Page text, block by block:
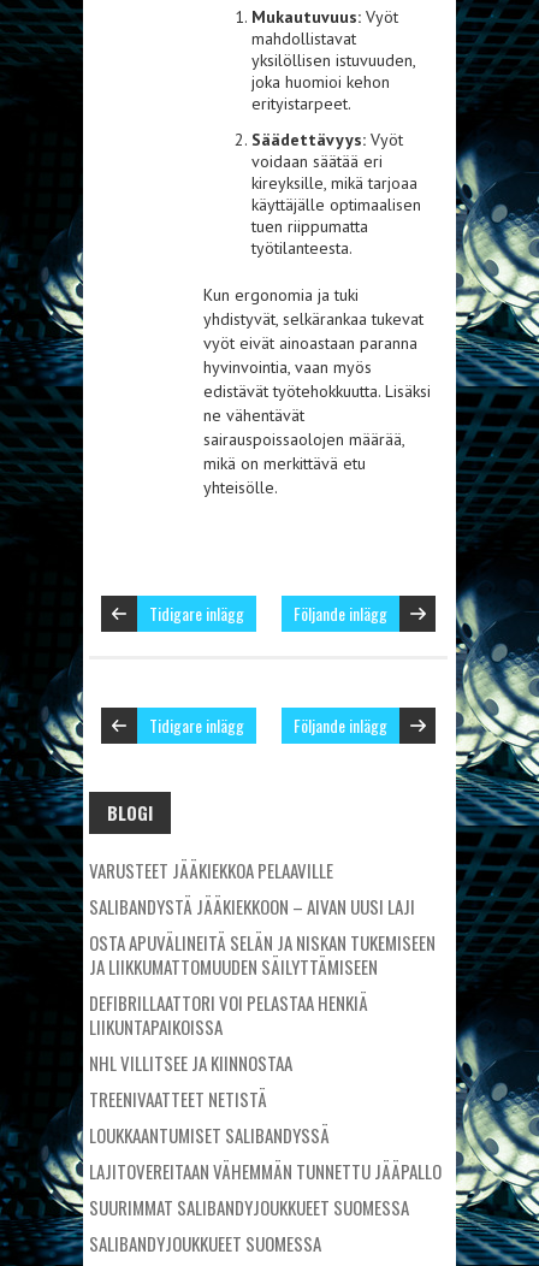
Mukautuvuus: Vyöt
mahdollistavat
yksilöllisen istuvuuden,
joka huomioi kehon
erityistarpeet.
Säädettävyys: Vyöt
voidaan säätää eri
kireyksille, mikä tarjoaa
käyttäjälle optimaalisen
tuen riippumatta
työtilanteesta.
Kun ergonomia ja tuki
yhdistyvät, selkärankaa tukevat
vyöt eivät ainoastaan paranna
hyvinvointia, vaan myös
edistävät työtehokkuutta. Lisäksi
ne vähentävät
sairauspoissaolojen määrää,
mikä on merkittävä etu
yhteisölle.
Tidigare inlägg Följande inlägg
Tidigare inlägg Följande inlägg
BLOGI
VARUSTEET JÄÄKIEKKOA PELAAVILLE
SALIBANDYSTÄ JÄÄKIEKKOON – AIVAN UUSI LAJI
OSTA APUVÄLINEITÄ SELÄN JA NISKAN TUKEMISEEN
JA LIIKKUMATTOMUUDEN SÄILYTTÄMISEEN
DEFIBRILLAATTORI VOI PELASTAA HENKIÄ
LIIKUNTAPAIKOISSA
NHL VILLITSEE JA KIINNOSTAA
TREENIVAATTEET NETISTÄ
LOUKKAANTUMISET SALIBANDYSSÄ
LAJITOVEREITAAN VÄHEMMÄN TUNNETTU JÄÄPALLO
SUURIMMAT SALIBANDYJOUKKUEET SUOMESSA
SALIBANDYJOUKKUEET SUOMESSA